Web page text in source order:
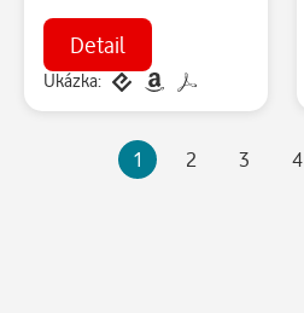
Detail
Ukázka:
1 2 3 4